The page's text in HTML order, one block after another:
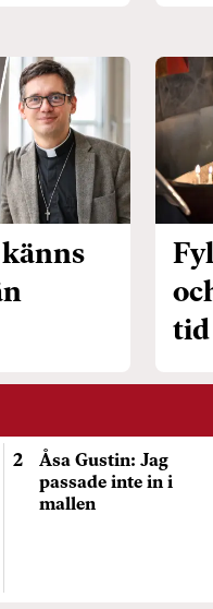
tid
Åsa Gustin: Jag
passade inte in i
mallen